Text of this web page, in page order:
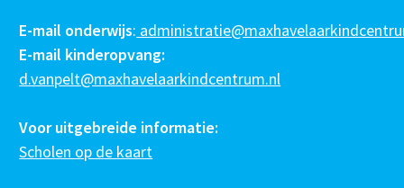
E-mail onderwijs:
E-mail kinderopvang:
d.vanpelt@maxhavelaarkindcentrum.nl
Voor uitgebreide informatie:
Scholen op de kaart